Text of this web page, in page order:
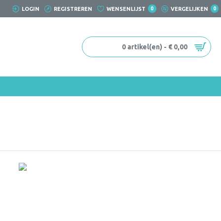
LOGIN REGISTREREN WENSENLIJST 0 VERGELIJKEN 0
0 artikel(en) - € 0,00